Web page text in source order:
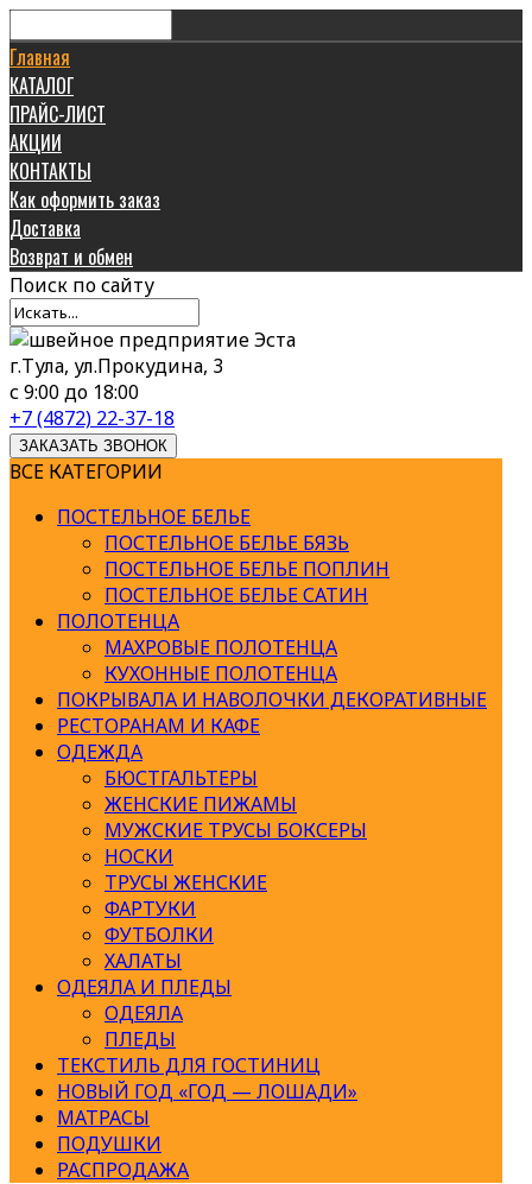
Главная
КАТАЛОГ
ПРАЙС-ЛИСТ
АКЦИИ
КОНТАКТЫ
Как оформить заказ
Доставка
Возврат и обмен
Поиск по сайту
г.Тула, ул.Прокудина, 3
с 9:00 до 18:00
+7 (4872) 22-37-18
ЗАКАЗАТЬ ЗВОНОК
ВСЕ КАТЕГОРИИ
ПОСТЕЛЬНОЕ БЕЛЬЕ
ПОСТЕЛЬНОЕ БЕЛЬЕ БЯЗЬ
ПОСТЕЛЬНОЕ БЕЛЬЕ ПОПЛИН
ПОСТЕЛЬНОЕ БЕЛЬЕ САТИН
ПОЛОТЕНЦА
МАХРОВЫЕ ПОЛОТЕНЦА
КУХОННЫЕ ПОЛОТЕНЦА
ПОКРЫВАЛА И НАВОЛОЧКИ ДЕКОРАТИВНЫЕ
РЕСТОРАНАМ И КАФЕ
ОДЕЖДА
БЮСТГАЛЬТЕРЫ
ЖЕНСКИЕ ПИЖАМЫ
МУЖСКИЕ ТРУСЫ БОКСЕРЫ
НОСКИ
ТРУСЫ ЖЕНСКИЕ
ФАРТУКИ
ФУТБОЛКИ
ХАЛАТЫ
ОДЕЯЛА И ПЛЕДЫ
ОДЕЯЛА
ПЛЕДЫ
ТЕКСТИЛЬ ДЛЯ ГОСТИНИЦ
НОВЫЙ ГОД «ГОД — ЛОШАДИ»
МАТРАСЫ
ПОДУШКИ
РАСПРОДАЖА